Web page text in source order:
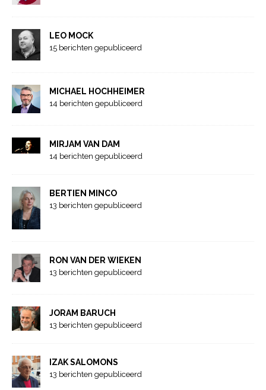
LEO MOCK
15 berichten gepubliceerd
MICHAEL HOCHHEIMER
14 berichten gepubliceerd
MIRJAM VAN DAM
14 berichten gepubliceerd
BERTIEN MINCO
13 berichten gepubliceerd
RON VAN DER WIEKEN
13 berichten gepubliceerd
JORAM BARUCH
13 berichten gepubliceerd
IZAK SALOMONS
13 berichten gepubliceerd